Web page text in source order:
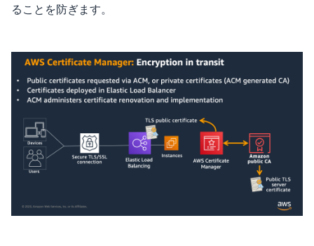
ることを防ぎます。